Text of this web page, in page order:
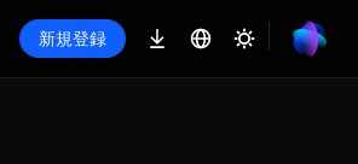
新規登録